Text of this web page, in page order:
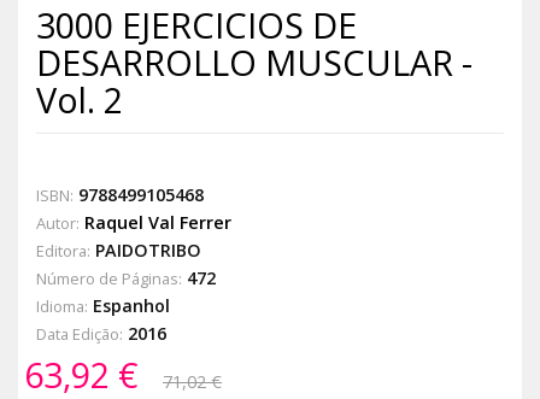
3000 EJERCICIOS DE
DESARROLLO MUSCULAR -
Vol. 2
ISBN: 9788499105468
Autor: Raquel Val Ferrer
Editora: PAIDOTRIBO
Número de Páginas: 472
Idioma: Espanhol
Data Edição: 2016
63,92 €
71,02 €